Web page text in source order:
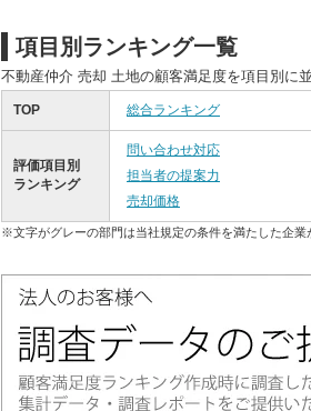
項目別ランキング一覧
不動産仲介 売却 土地の顧客満足度を項目別に
TOP 総合ランキング
評価項目別
ランキング
問い合わせ対応
担当者の提案力
売却価格
※文字がグレーの部門は当社規定の条件を満たした企業